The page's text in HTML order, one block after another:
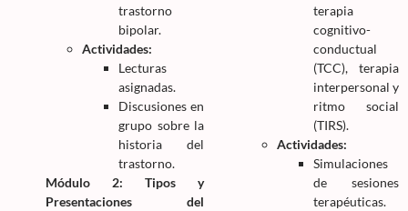
trastorno
bipolar.
Actividades:
Lecturas
asignadas.
Discusiones en
grupo sobre la
historia del
trastorno.
Módulo 2: Tipos y
Presentaciones del
terapia
cognitivo-
conductual
(TCC), terapia
interpersonal y
ritmo social
(TIRS).
Actividades:
Simulaciones
de sesiones
terapéuticas.